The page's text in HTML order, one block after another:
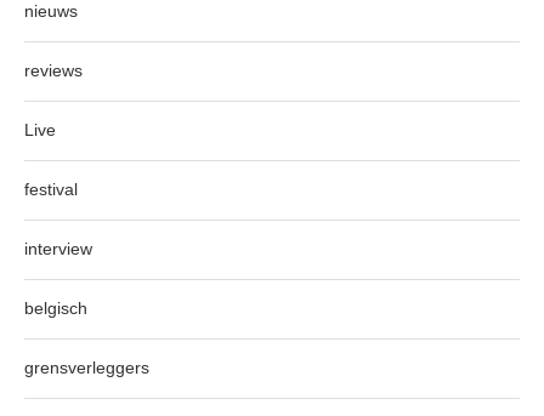
nieuws
reviews
Live
festival
interview
belgisch
grensverleggers